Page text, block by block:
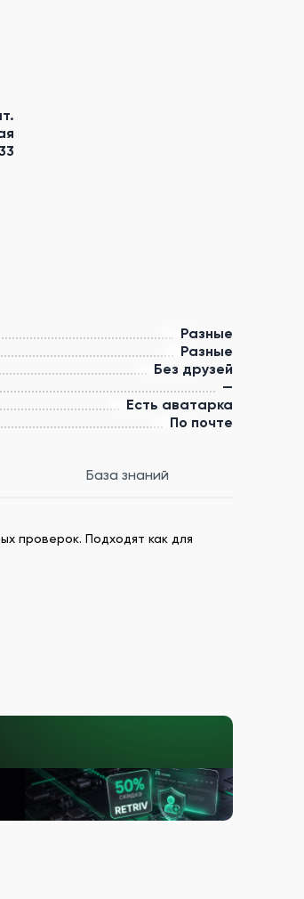
Разные
Разные
Без друзей
—
Есть аватарка
По почте
База знаний
проверок. Подходят как для